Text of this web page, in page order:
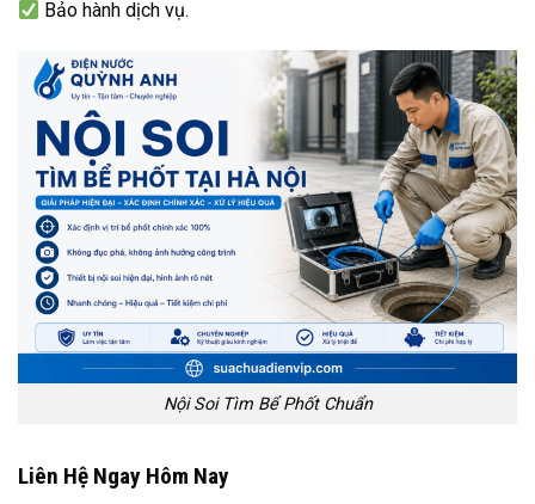
Bảo hành dịch vụ.
Nội Soi Tìm Bể Phốt Chuẩn
Liên Hệ Ngay Hôm Nay